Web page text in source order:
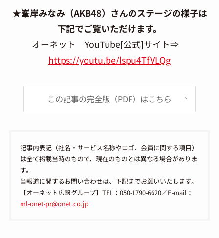
★峯岸みなみ（AKB48）さんのステージの様子は
下記でご覧いただけます。
オーネット YouTube[公式]サイト⇒
https://youtu.be/lspu4TfVLQg
この記事の完全版（PDF）はこちら
記事内表記（社名・サービス名称やロゴ、会員に関する項目）
は全て掲載当時のもので、現在のものとは異なる場合がありま
す。
当報道に関するお問い合わせは、下記までお願いいたします。
【オーネット広報グループ】TEL：050-1790-6620／E-mail：
ml-onet-pr@onet.co.jp